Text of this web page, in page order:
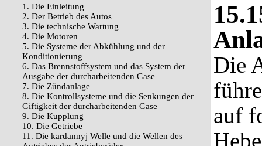
1. Die Einleitung
2. Der Betrieb des Autos
3. Die technische Wartung
4. Die Motoren
5. Die Systeme der Abkühlung und der
Konditionierung
6. Das Brennstoffsystem und das System der
Ausgabe der durcharbeitenden Gase
7. Die Zündanlage
8. Die Kontrollsysteme und die Senkungen der
Giftigkeit der durcharbeitenden Gase
9. Die Kupplung
10. Die Getriebe
11. Die kardannyj Welle und die Wellen des
Die
auf